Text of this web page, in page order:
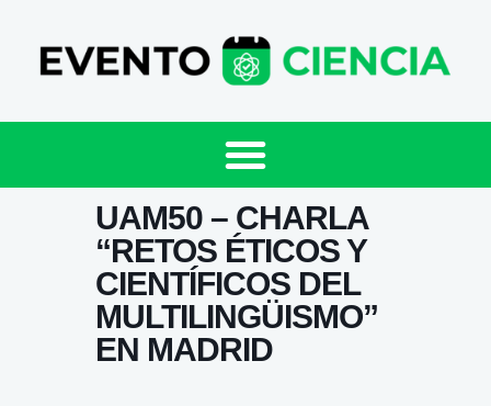
UAM50 – CHARLA
“RETOS ÉTICOS Y
CIENTÍFICOS DEL
MULTILINGÜISMO”
EN MADRID